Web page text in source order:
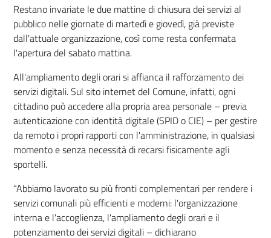
Restano invariate le due mattine di chiusura dei servizi al
pubblico nelle giornate di martedì e giovedì, già previste
dall'attuale organizzazione, così come resta confermata
l'apertura del sabato mattina.
All'ampliamento degli orari si affianca il rafforzamento dei
servizi digitali. Sul sito internet del Comune, infatti, ogni
cittadino può accedere alla propria area personale – previa
autenticazione con identità digitale (SPID o CIE) – per gestire
da remoto i propri rapporti con l'amministrazione, in qualsiasi
momento e senza necessità di recarsi fisicamente agli
sportelli.
“Abbiamo lavorato su più fronti complementari per rendere i
servizi comunali più efficienti e moderni: l'organizzazione
interna e l'accoglienza, l'ampliamento degli orari e il
potenziamento dei servizi digitali – dichiarano